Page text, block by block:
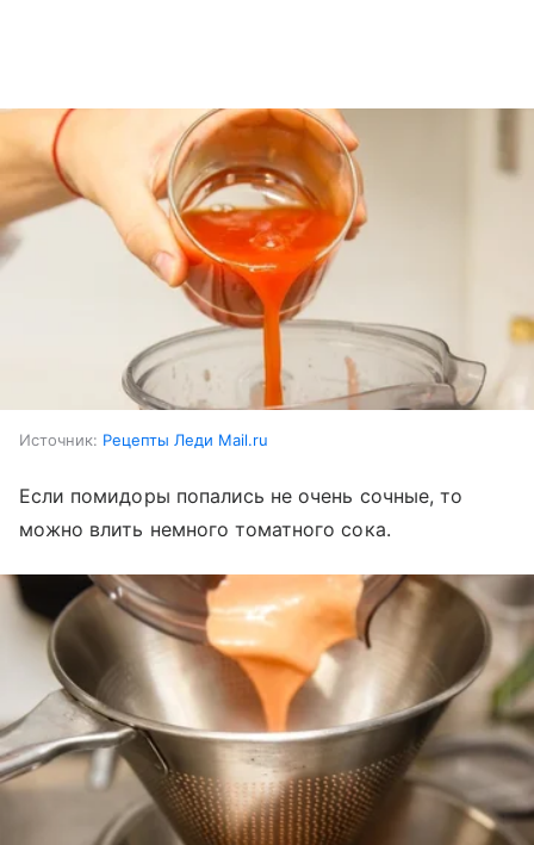
Источник: Рецепты Леди Mail.ru
Если помидоры попались не очень сочные, то
можно влить немного томатного сока.